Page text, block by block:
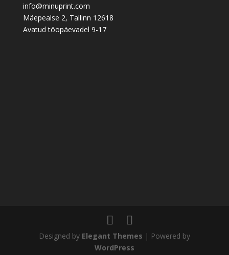
info@minuprint.com
Mäepealse 2, Tallinn 12618
Avatud tööpäevadel 9-17
Designed by Elegant Themes | Powered by
WordPress